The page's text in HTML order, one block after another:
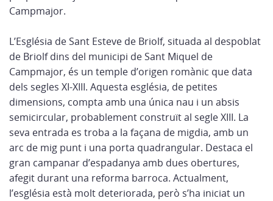
Campmajor.
L’Església de Sant Esteve de Briolf, situada al despoblat
de Briolf dins del municipi de Sant Miquel de
Campmajor, és un temple d’origen romànic que data
dels segles XI-XIII. Aquesta església, de petites
dimensions, compta amb una única nau i un absis
semicircular, probablement construït al segle XIII. La
seva entrada es troba a la façana de migdia, amb un
arc de mig punt i una porta quadrangular. Destaca el
gran campanar d’espadanya amb dues obertures,
afegit durant una reforma barroca. Actualment,
l’església està molt deteriorada, però s’ha iniciat un